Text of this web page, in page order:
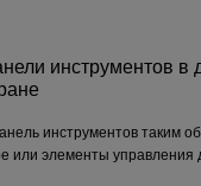
инструментов в
инструментов таким
или элементы управления